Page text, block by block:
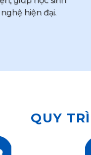
hiện đại.
QUY